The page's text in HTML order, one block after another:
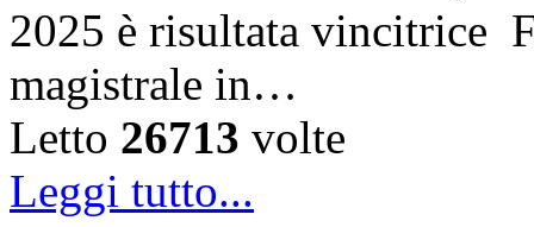
2025 è risultata vincitrice
magistrale in…
Letto 26713 volte
Leggi tutto...